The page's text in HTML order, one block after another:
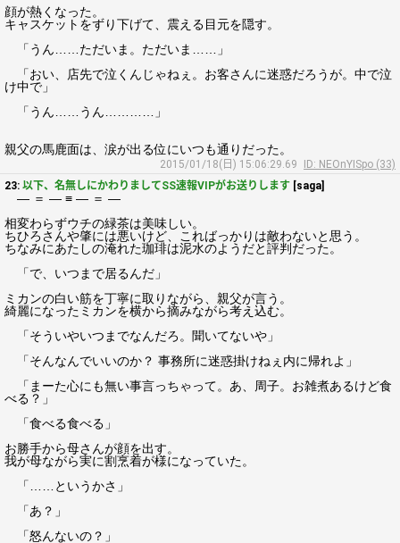
顔が熱くなった。
キャスケットをずり下げて、震える目元を隠す。
「うん……ただいま。ただいま……」
「おい、店先で泣くんじゃねぇ。お客さんに迷惑だろうが。中で泣
け中で」
「うん……うん…………」
親父の馬鹿面は、涙が出る位にいつも通りだった。
2015/01/18(日) 15:06:29.69
ID: NEOnYISpo (33)
23: 以下、名無しにかわりましてSS速報VIPがお送りします [saga]
― ＝ ― ≡ ― ＝ ―
相変わらずウチの緑茶は美味しい。
ちひろさんや肇には悪いけど、こればっかりは敵わないと思う。
ちなみにあたしの淹れた珈琲は泥水のようだと評判だった。
「で、いつまで居るんだ」
ミカンの白い筋を丁寧に取りながら、親父が言う。
綺麗になったミカンを横から摘みながら考え込む。
「そういやいつまでなんだろ。聞いてないや」
「そんなんでいいのか？ 事務所に迷惑掛けねぇ内に帰れよ」
「まーた心にも無い事言っちゃって。あ、周子。お雑煮あるけど食
べる？」
「食べる食べる」
お勝手から母さんが顔を出す。
我が母ながら実に割烹着が様になっていた。
「……というかさ」
「あ？」
「怒んないの？」